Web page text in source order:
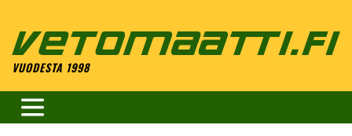
content
VUODESTA 1998